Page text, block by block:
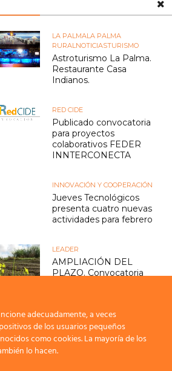
LA PALMALA PALMA
RURALNOTICIASTURISMO
Astroturismo La Palma.
Restaurante Casa
Indianos.
RED CIDE
Publicado convocatoria
para proyectos
colaborativos FEDER
INNTERCONECTA
INNOVACIÓN Y COOPERACIÓN
Jueves Tecnológicos
presenta cuatro nuevas
actividades para febrero
LEADER
AMPLIACIÓN DEL
PLAZO. Convocatoria
gestionadas por ADER
LA PALMA
DEL SCE
adecuadamente, a veces
de los usuarios pequeños
como cookies. La mayoría de los
lo hacen.